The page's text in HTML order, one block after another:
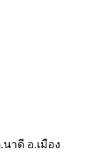
าดี อ.เมือง